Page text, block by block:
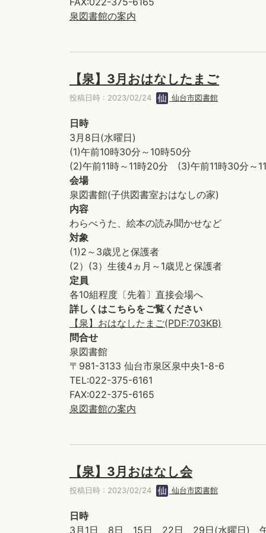
泉図書館の案内
【泉】3月おはなしたまご
投稿日時 : 2023/02/24 仙台市図書館
日時
3月8日(水曜日)
(1)午前10時30分～10時50分
(2)午前11時～11時20分 (3)午前11時30分～
会場
泉図書館(子供図書室おはなしの家)
内容
わらべうた、絵本の読み聞かせなど
対象
(1)2～3歳児と保護者
(2）(3）生後4ヵ月～1歳児と保護者
定員
各10組程度〔先着〕直接会場へ
詳しくはこちらをご覧ください
【泉】おはなしたまご(PDF:703KB)
問合せ
泉図書館
〒981-3133 仙台市泉区泉中央1-8-6
TEL:022-375-6161
FAX:022-375-6165
泉図書館の案内
【泉】3月おはなし会
投稿日時 : 2023/02/24 仙台市図書館
日時
3月1日、8日、15日、22日、29日(水曜日)